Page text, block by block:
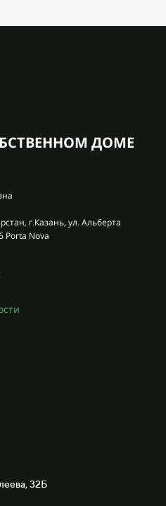
ДОМЕ
г.Казань, ул. Альберта
Porta Nova
32Б